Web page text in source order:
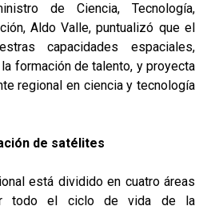
de Ciencia, Tecnología,
Aldo Valle, puntualizó que el
capacidades espaciales,
formación de talento, y proyecta
regional en ciencia y tecnología
de satélites
está dividido en cuatro áreas
todo el ciclo de vida de la